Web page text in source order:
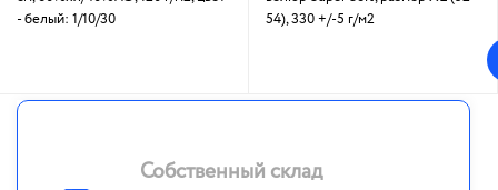
- белый: 1/10/30
54), 330 +/-5 г/м2
Собственный склад